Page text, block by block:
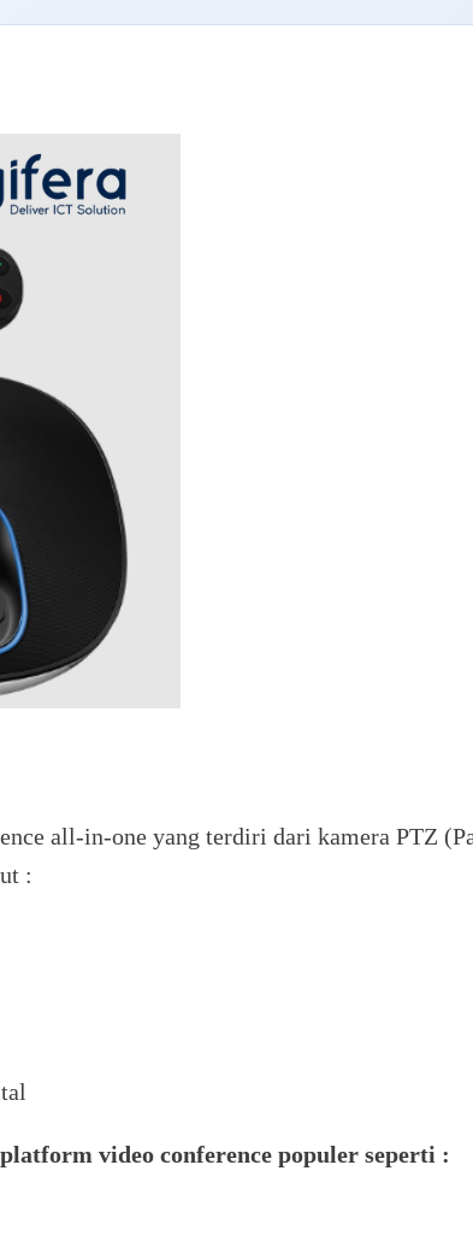
all-in-one yang terdiri dari kamera PTZ
:
video conference populer seperti :